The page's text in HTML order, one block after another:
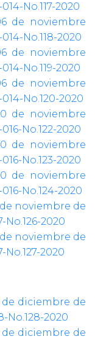
No.117-2020
de noviembre
No.118-2020
de noviembre
No.119-2020
de noviembre
No.120-2020
de noviembre
No.122-2020
de noviembre
No.123-2020
de noviembre
No.124-2020
noviembre de
No.126-2020
noviembre de
No.127-2020
diciembre de
No.128-2020
diciembre de